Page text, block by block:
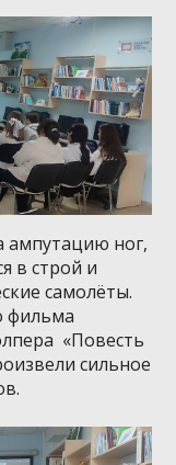
ампутацию ног,
в строй и
самолёты.
фильма
«Повесть
сильное